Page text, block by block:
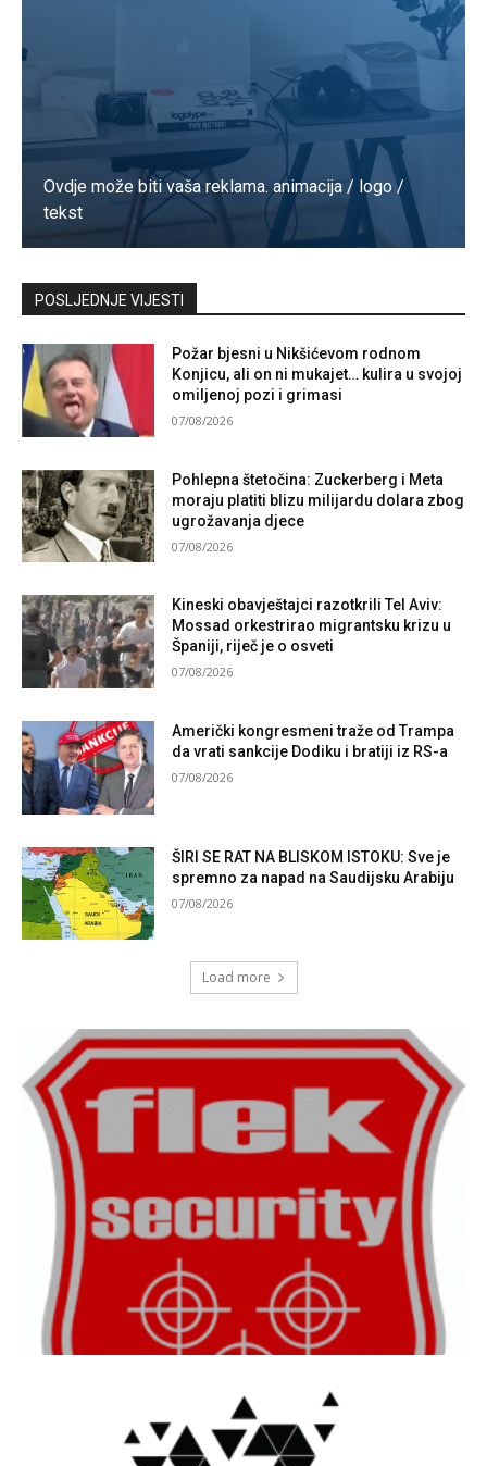
Ovdje može biti vaša reklama. animacija / logo /
tekst
Kontaktirajte nas
POSLJEDNJE VIJESTI
Požar bjesni u Nikšićevom rodnom
Konjicu, ali on ni mukajet… kulira u svojoj
omiljenoj pozi i grimasi
07/08/2026
Pohlepna štetočina: Zuckerberg i Meta
moraju platiti blizu milijardu dolara zbog
ugrožavanja djece
07/08/2026
Kineski obavještajci razotkrili Tel Aviv:
Mossad orkestrirao migrantsku krizu u
Španiji, riječ je o osveti
07/08/2026
Američki kongresmeni traže od Trampa
da vrati sankcije Dodiku i bratiji iz RS-a
07/08/2026
ŠIRI SE RAT NA BLISKOM ISTOKU: Sve je
spremno za napad na Saudijsku Arabiju
07/08/2026
Load more